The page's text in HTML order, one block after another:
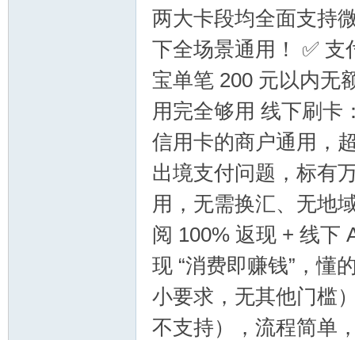
两大卡段均全面支持
下全场景通用！ ✅
宝单笔 200 元以内无
用完全够用 线下刷卡
信用卡的商户通用，
出境支付问题，标有
用，无需换汇、无地
阅 100% 返现 + 线下
现 “消费即赚钱”，懂
小要求，无其他门槛
不支持），流程简单